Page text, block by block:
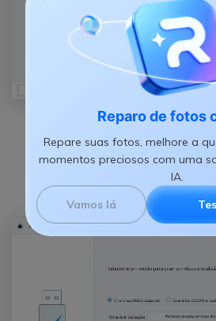
Reparo de fotos
Repare suas fotos, melhore a
momentos preciosos com uma
IA.
Vamos lá
Selecione um modo para
por pen drive ou CD/DVD e